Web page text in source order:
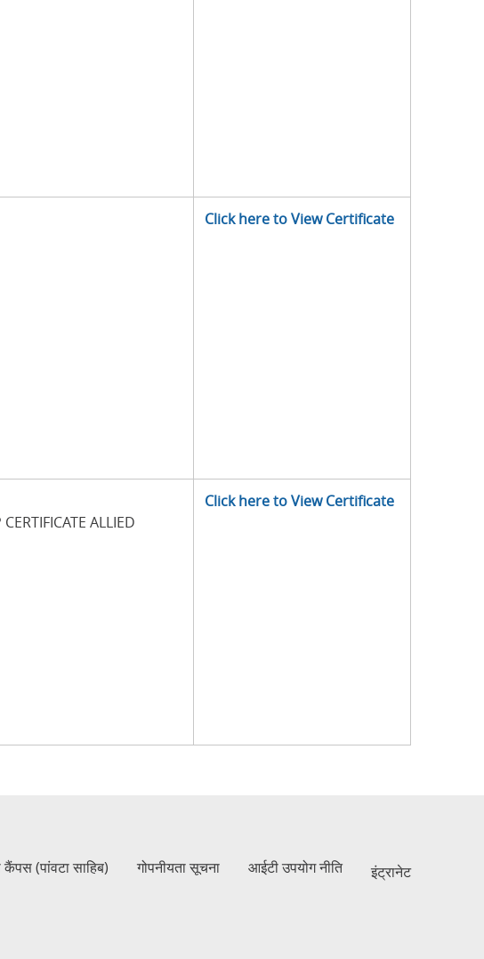
Click here to View Certificate
ALLIED
Click here to View Certificate
(पांवटा साहिब) गोपनीयता सूचना आईटी उपयोग नीति
इंट्रानेट